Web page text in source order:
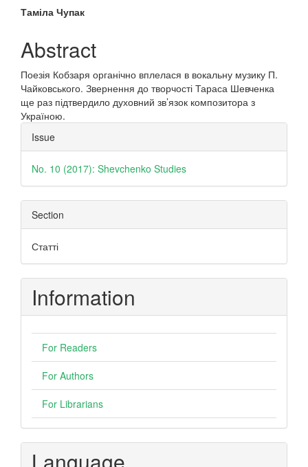
Main
Article
Content
Таміла Чупак
Abstract
Поезія Кобзаря органічно вплелася в вокальну музику П.
Чайковського. Звернення до творчості Тараса Шевченка
ще раз підтвердило духовний зв’язок композитора з
Україною.
Article
Details
Issue
No. 10 (2017): Shevchenko Studies
Section
Статті
Information
For Readers
For Authors
For Librarians